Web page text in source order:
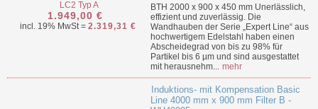
1.949,00 €
incl. 19% MwSt = 2.319,31 €
BTH 2000 x 900 x 450 mm Unerlässlich,
effizient und zuverlässig. Die
Wandhauben der Serie „Expert Line“ aus
hochwertigem Edelstahl haben einen
Abscheidegrad von bis zu 98% für
Partikel bis 6 µm und sind ausgestattet
mit herausnehm... mehr
Induktions- mit Kompensation Basic
Line 4000 mm x 900 mm Filter B -